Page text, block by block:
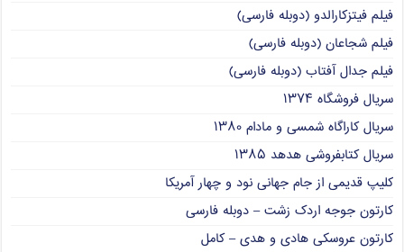
فیلم فیتزکارالدو (دوبله فارسی)
فیلم شجاعان (دوبله فارسی)
فیلم جدال آفتاب (دوبله فارسی)
سریال فروشگاه ۱۳۷۴
سریال کاراگاه شمسی و مادام ۱۳۸۰
سریال کتابفروشی هدهد ۱۳۸۵
کلیپ قدیمی از جام جهانی نود و چهار آمریکا
کارتون جوجه اردک زشت – دوبله فارسی
کارتون عروسکی هادی و هدی – کامل